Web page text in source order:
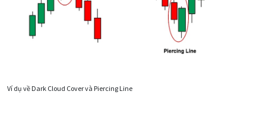
Ví dụ về Dark Cloud Cover và Piercing Line